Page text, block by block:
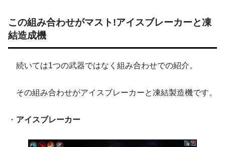
この組み合わせがマスト!アイスブレーカーと凍
結造成機
続いては1つの武器ではなく組み合わせでの紹介。
その組み合わせがアイスブレーカーと凍結製造機です。
・ アイスブレーカー